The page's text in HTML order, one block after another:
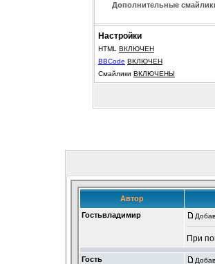
Дополнительные
Настройки
HTML ВКЛЮЧЕН
BBCode ВКЛЮЧЕН
Смайлики ВКЛЮЧЕНЫ